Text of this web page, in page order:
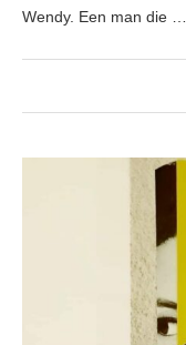
Wendy. Een man die …